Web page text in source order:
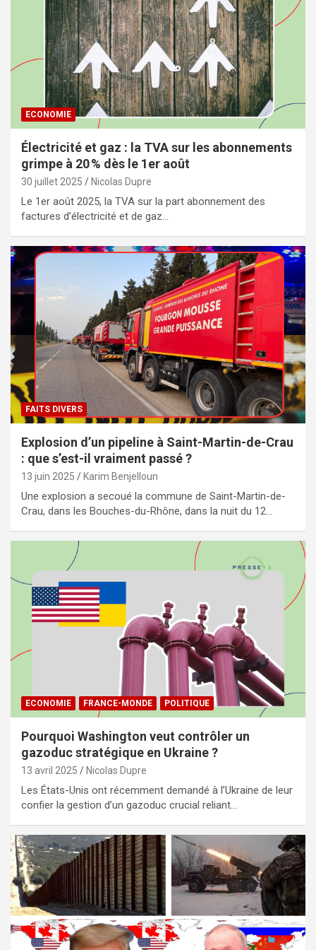
ECONOMIE
Électricité et gaz : la TVA sur les abonnements
grimpe à 20 % dès le 1er août
30 juillet 2025 Nicolas Dupre
Le 1er août 2025, la TVA sur la part abonnement des
factures d’électricité et de gaz…
FAITS DIVERS
Explosion d’un pipeline à Saint-Martin-de-Crau
: que s’est-il vraiment passé ?
13 juin 2025 Karim Benjelloun
Une explosion a secoué la commune de Saint-Martin-de-
Crau, dans les Bouches-du-Rhône, dans la nuit du 12…
ECONOMIE FRANCE-MONDE POLITIQUE
Pourquoi Washington veut contrôler un
gazoduc stratégique en Ukraine ?
13 avril 2025 Nicolas Dupre
Les États-Unis ont récemment demandé à l’Ukraine de leur
confier la gestion d’un gazoduc crucial reliant…